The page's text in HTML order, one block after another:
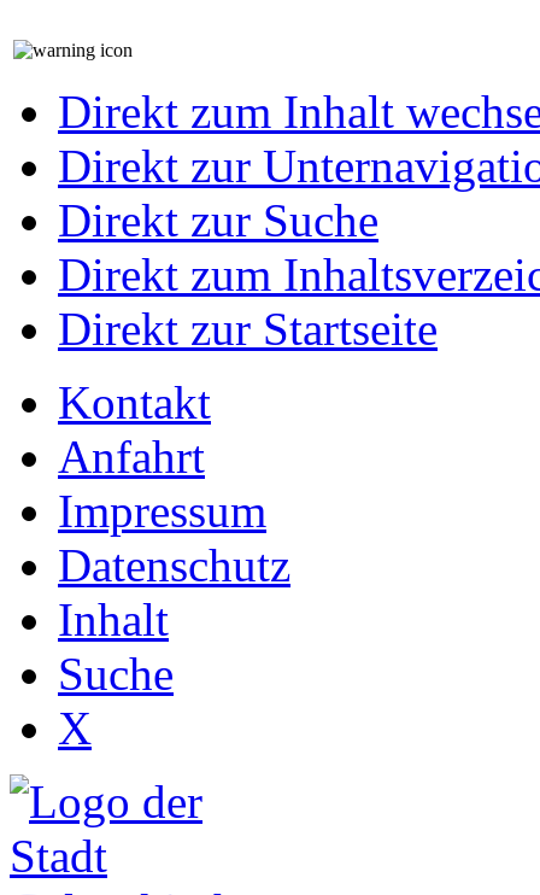
Direkt zum Inhalt
Direkt zur
Direkt zur Suche
Direkt zum
Direkt zur Startseite
Kontakt
Anfahrt
Impressum
Datenschutz
Inhalt
Suche
X